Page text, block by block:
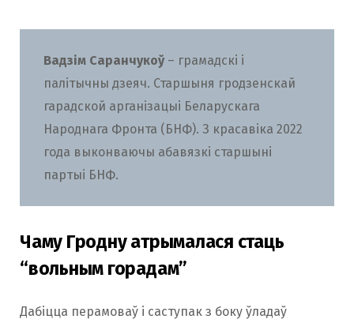
Вадзім Саранчукоў– грамадскі і
палітычны дзеяч. Старшыня гродзенскай
гарадской арганізацыі Беларускага
Народнага Фронта (БНФ). З красавіка 2022
года выконваючы абавязкі старшыні
партыі БНФ.
Чаму Гродну атрымалася стаць
“вольным горадам”
Дабіцца перамоваў і саступак з боку ўладаў